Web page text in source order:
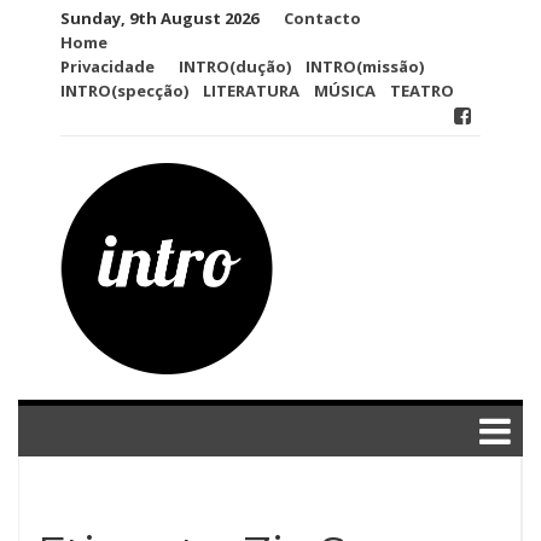
Sunday, 9th August 2026
Contacto
Home
Privacidade
INTRO(dução)
INTRO(missão)
INTRO(specção)
LITERATURA MÚSICA TEATRO